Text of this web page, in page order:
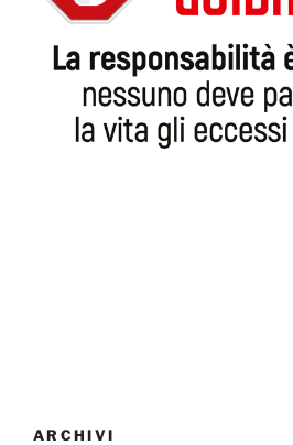
ARCHIVI